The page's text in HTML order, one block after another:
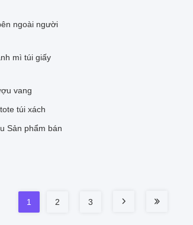
ngoài người
mì túi giấy
vang
túi xách
Sản phẩm bán
1 2 3